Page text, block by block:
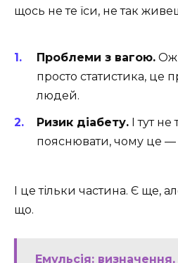
щось не те їси, не так
Проблеми з вагою.
просто статистика, це
людей.
Ризик діабету. І тут не
пояснювати, чому це —
І це тільки частина. Є ще,
що.
Емульсія: визначення,